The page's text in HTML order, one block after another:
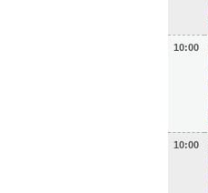
10:00
10:00